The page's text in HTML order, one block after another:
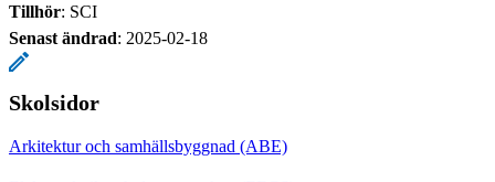
Tillhör: SCI
Senast ändrad: 2025-02-18
Skolsidor
Arkitektur och samhällsbyggnad (ABE)